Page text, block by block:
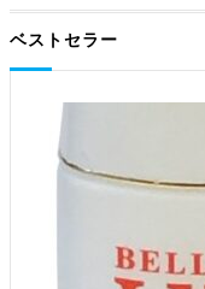
ベストセラー